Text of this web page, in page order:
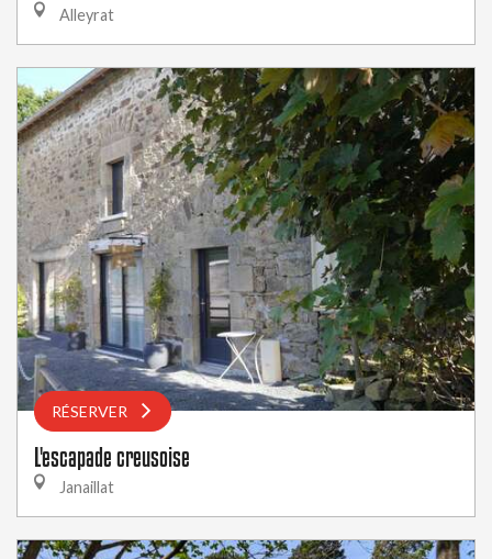
Alleyrat
RÉSERVER
L'escapade creusoise
Janaillat